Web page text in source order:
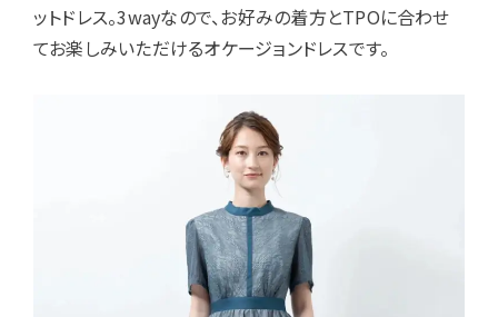
ットドレス。3wayなので、お好みの着方とTPOに合わせ
てお楽しみいただけるオケージョンドレスです。